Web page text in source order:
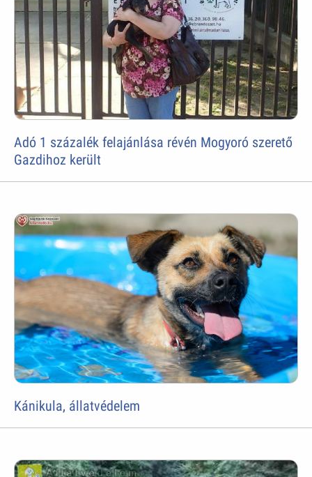
Adó 1 százalék felajánlása révén Mogyoró szerető
Gazdihoz került
Kánikula, állatvédelem